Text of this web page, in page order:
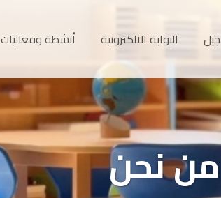
البوابة الالكترونية أنشطة وفعاليات
من نحن